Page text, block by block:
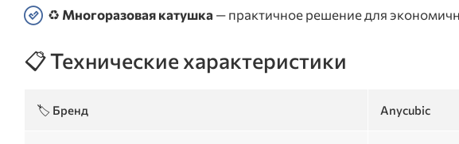
♻️ Многоразовая катушка — практичное решение для
📋 Технические характеристики
🏷️ Бренд Anycubic